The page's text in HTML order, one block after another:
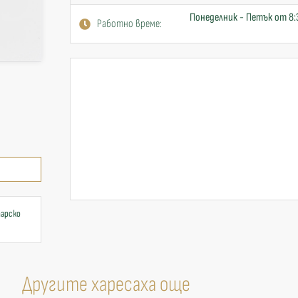
Работно време:
Понеделник - Петък от
Другите харесаха още